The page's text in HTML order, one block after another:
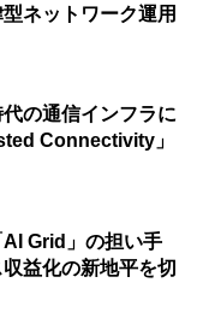
ネットワーク運用
の通信インフラに
Connectivity」
Grid」の担い手
益化の新地平を切